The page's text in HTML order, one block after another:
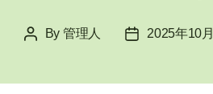
PostBy 管理人
Post2025年10